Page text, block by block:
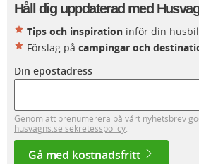
Håll dig uppdaterad med
Tips och inspiration inför din
Förslag på campingar och
Din epostadress
Genom att prenumerera på vårt nyhetsbrev
husvagns.se sekretesspolicy.
Gå med kostnadsfritt